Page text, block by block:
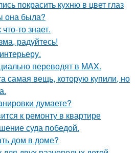
покрасить кухню в цвет глаз
она была?
то знает.
радуйтесь!
переводят в MAX.
самая вещь, которую купили, но
думаете?
к ремонту в квартире
суда победой.
дом в доме?